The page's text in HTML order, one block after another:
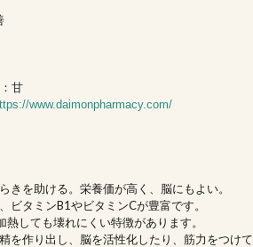
甘
www.daimonpharmacy.com/
きを助ける。栄養価が高く、脳にもよい。
ビタミンB1やビタミンCが豊富です。
しても壊れにくい特徴があります。
を作り出し、脳を活性化したり、筋力をつけ